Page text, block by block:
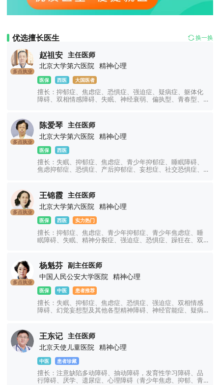
优选擅长医生 换一换
多点执业
赵祖安
主任医师
北京大学第六医院
精神心理
医保 西医 大国医者
擅长：抑郁症、焦虑症、恐惧症、强迫症、疑病症、躯体化
障碍、双相情感障碍、失眠、神经衰弱、偏执型、青春型、
神心理、睡眠障碍科、躁狂症、恐惧症、神经官能症、植物
神经紊乱、头痛头晕、更年期综合征、心理咨询、注意力不
集中、网瘾、青少年厌学叛逆等青少年儿童心理问题。
多点执业
陈爱琴
主任医师
北京大学第六医院
精神心理
医保 西医
擅长：失眠、抑郁症、焦虑症、青少年抑郁症、睡眠障碍、
焦虑抑郁症、恐惧症、产后抑郁症、妄想症、社交恐惧症、
体化障碍、神经官能症、植物神经紊乱、注意力不集中、网
瘾、青少年厌学叛逆等青少年儿童心理问题。
多点执业
王锦霞
主任医师
北京大学第六医院
精神心理
医保 西医 实力热门
擅长：抑郁症、焦虑症、青少年抑郁症、青少年焦虑症、睡
眠障碍、失眠、精神分裂症、强迫症、恐惧症、躁狂在、双
障碍、疑病症、妄想症、儿童焦虑抑郁症、创伤应激障碍、
神经衰弱、社交障碍、学习障碍、厌学、网瘾、青少年叛
逆、注意力不集中等精神心理疾病的诊治。
多点执业
杨魁芬
副主任医师
中国人民公安大学医院
精神心理
医保 中医 患者推荐
擅长：失眠、抑郁症、焦虑症、恐惧症、强迫症、双相情感
障碍、幻觉妄想型及其他各型精神障碍、神经官能症、疑病
王东记
主任医师
北京天使儿童医院
精神心理
中医 患者珍藏
擅长：注意缺陷多动障碍、抽动障碍，发育性学习障碍、品
行障碍、厌学、遗尿症、心理障碍（青少年焦虑、抑郁、青